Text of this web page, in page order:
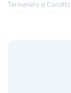
Termenele și
limita a 12 unitati /
activitati in afara
nu raspunde
care aceste este